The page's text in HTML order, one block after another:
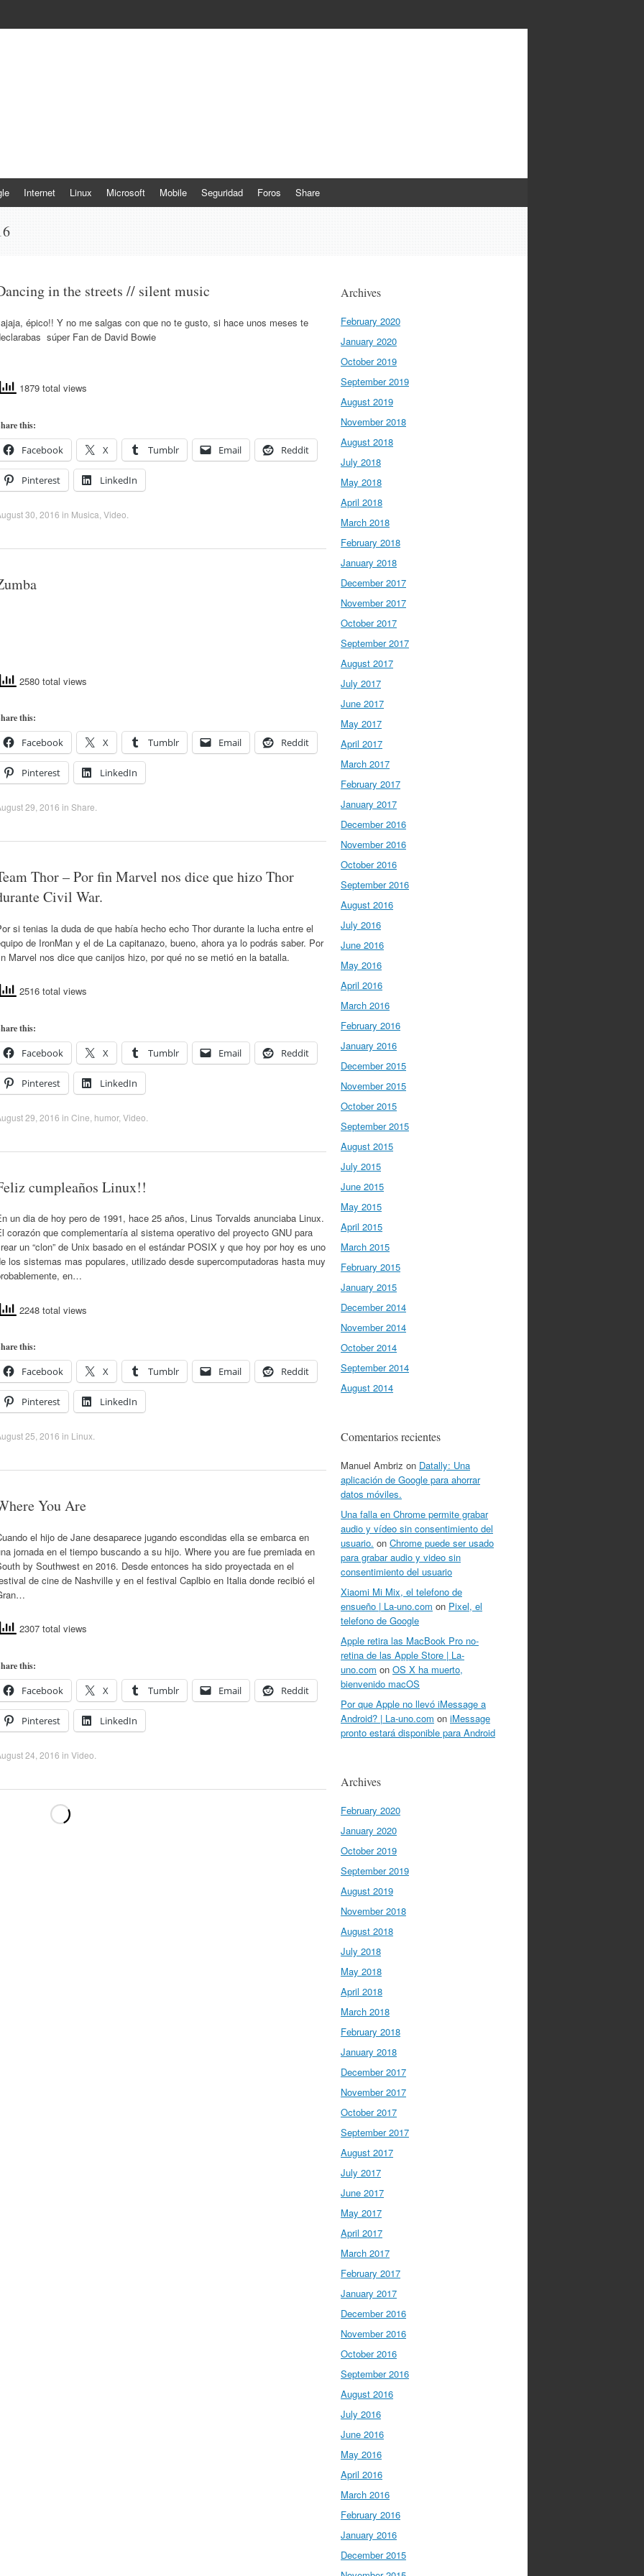
Internet Linux Microsoft Mobile Seguridad Foros Share
in the streets // silent music
épico!! Y no me salgas con que no te gusto, si hace unos meses te
súper Fan de David Bowie
1879 total views
this:
Facebook X Tumblr Email Reddit
Pinterest LinkedIn
30, 2016 in Musica Video
2580 total views
this:
Facebook X Tumblr Email Reddit
Pinterest LinkedIn
29, 2016 in Share
Thor – Por fin Marvel nos dice que hizo Thor
Civil War.
si tenias la duda de que había hecho echo Thor durante la lucha entre el
de IronMan y el de La capitanazo, bueno, ahora ya lo podrás saber. Por
Marvel nos dice que canijos hizo, por qué no se metió en la batalla.
2516 total views
this:
Facebook X Tumblr Email Reddit
Pinterest LinkedIn
29, 2016 in Cine humor, Video
cumpleaños Linux!!
un dia de hoy pero de 1991, hace 25 años, Linus Torvalds anunciaba Linux.
corazón que complementaría al sistema operativo del proyecto GNU para
un “clon” de Unix basado en el estándar POSIX y que hoy por hoy es uno
los sistemas mas populares, utilizado desde supercomputadoras hasta muy
en…
2248 total views
this:
Facebook X Tumblr Email Reddit
Pinterest LinkedIn
25, 2016 in Linux
You Are
el hijo de Jane desaparece jugando escondidas ella se embarca en
jornada en el tiempo buscando a su hijo. Where you are fue premiada en
by Southwest en 2016. Desde entonces ha sido proyectada en el
de cine de Nashville y en el festival Caplbio en Italia donde recibió el
2307 total views
this:
Facebook X Tumblr Email Reddit
Pinterest LinkedIn
24, 2016 in Video
Archives
February 2020
January 2020
October 2019
September 2019
August 2019
November 2018
August 2018
July 2018
May 2018
April 2018
March 2018
February 2018
January 2018
December 2017
November 2017
October 2017
September 2017
August 2017
July 2017
June 2017
May 2017
April 2017
March 2017
February 2017
January 2017
December 2016
November 2016
October 2016
September 2016
August 2016
July 2016
June 2016
May 2016
April 2016
March 2016
February 2016
January 2016
December 2015
November 2015
October 2015
September 2015
August 2015
July 2015
June 2015
May 2015
April 2015
March 2015
February 2015
January 2015
December 2014
November 2014
October 2014
September 2014
August 2014
Comentarios recientes
Manuel Ambriz on Datally: Una
aplicación de Google para ahorrar
datos móviles.
Una falla en Chrome permite grabar
audio y vídeo sin consentimiento del
usuario. on Chrome puede ser usado
para grabar audio y video sin
consentimiento del usuario
Xiaomi Mi Mix, el telefono de
ensueño | La-uno.com on Pixel, el
telefono de Google
Apple retira las MacBook Pro no-
retina de las Apple Store | La-
uno.com on OS X ha muerto,
bienvenido macOS
Por que Apple no llevó iMessage a
Android? | La-uno.com on iMessage
pronto estará disponible para Android
Archives
February 2020
January 2020
October 2019
September 2019
August 2019
November 2018
August 2018
July 2018
May 2018
April 2018
March 2018
February 2018
January 2018
December 2017
November 2017
October 2017
September 2017
August 2017
July 2017
June 2017
May 2017
April 2017
March 2017
February 2017
January 2017
December 2016
November 2016
October 2016
September 2016
August 2016
July 2016
June 2016
May 2016
April 2016
March 2016
February 2016
January 2016
December 2015